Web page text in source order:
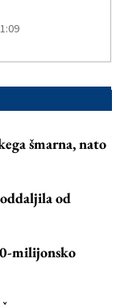
šmarna, nato
od
milijonsko